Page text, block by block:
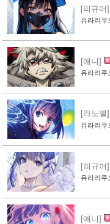
[피규어]
공개
유라리쿠
[애니]
상 공개
유라리쿠
[라노벨]
유라리쿠
[피규어]
스 신
유라리쿠
[애니]